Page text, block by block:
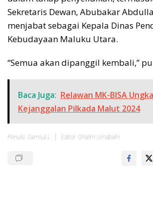
Sekretaris Dewan, Abubakar
menjabat sebagai Kepala Dinas
Kebudayaan Maluku Utara.
“Semua akan dipanggil kembali,”
Baca Juga: Relawan MK-BISA
Kejanggalan Pilkada Malut 2024
Penulis: Samsul L Editor: Ghalim Umabaihi